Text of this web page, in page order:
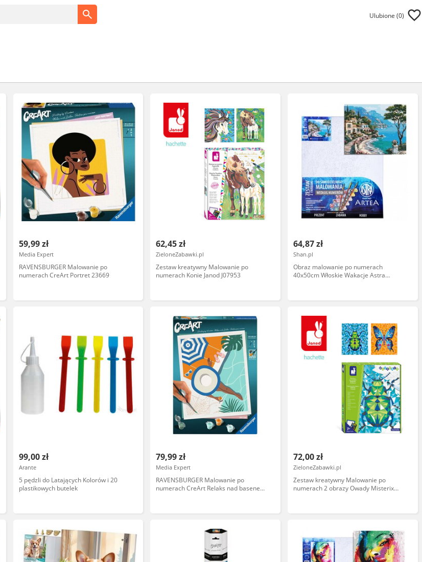
Ulubione (0)
59,99 zł
Media Expert
RAVENSBURGER Malowanie po
numerach CreArt Portret 23669
62,45 zł
ZieloneZabawki.pl
Zestaw kreatywny Malowanie po
numerach Konie Janod J07953
64,87 zł
Shan.pl
Obraz malowanie po numerach
40x50cm Włoskie Wakacje Astra
99,00 zł
Arante
5 pędzli do Latających Kolorów i 20
plastikowych butelek
79,99 zł
Media Expert
RAVENSBURGER Malowanie po
numerach CreArt Relaks nad basenem
72,00 zł
ZieloneZabawki.pl
Zestaw kreatywny Malowanie po
numerach 2 obrazy Owady Misterix